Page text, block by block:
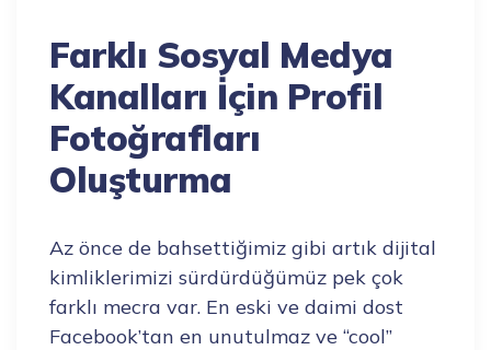
Farklı Sosyal Medya
Kanalları İçin Profil
Fotoğrafları
Oluşturma
Az önce de bahsettiğimiz gibi artık dijital
kimliklerimizi sürdürdüğümüz pek çok
farklı mecra var. En eski ve daimi dost
Facebook’tan en unutulmaz ve “cool”